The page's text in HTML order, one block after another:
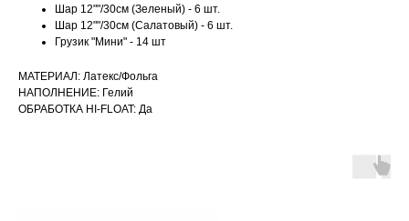
Шар 12""/30см (Зеленый) - 6 шт.
Шар 12""/30см (Салатовый) - 6 шт.
Грузик "Мини" - 14 шт
МАТЕРИАЛ: Латекс/Фольга
НАПОЛНЕНИЕ: Гелий
ОБРАБОТКА HI-FLOAT: Да